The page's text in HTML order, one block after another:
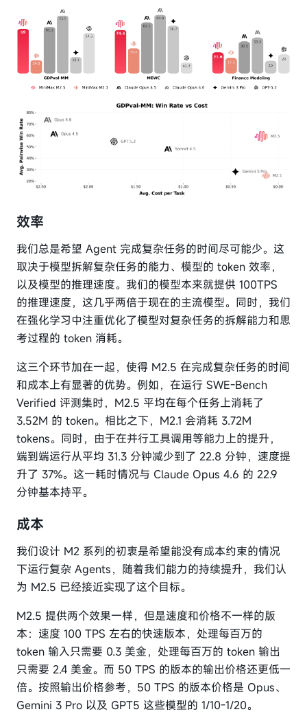
效率
我们总是希望 Agent 完成复杂任务的时间尽可能少。这
取决于模型拆解复杂任务的能力、模型的 token 效率，
以及模型的推理速度。我们的模型本来就提供 100TPS
的推理速度，这几乎两倍于现在的主流模型。同时，我们
在强化学习中注重优化了模型对复杂任务的拆解能力和思
考过程的 token 消耗。
这三个环节加在一起，使得 M2.5 在完成复杂任务的时间
和成本上有显著的优势。例如，在运行 SWE-Bench
Verified 评测集时，M2.5 平均在每个任务上消耗了
3.52M 的 token。相比之下，M2.1 会消耗 3.72M
tokens。同时，由于在并行工具调用等能力上的提升，
端到端运行从平均 31.3 分钟减少到了 22.8 分钟，速度提
升了 37%。这一耗时情况与 Claude Opus 4.6 的 22.9
分钟基本持平。
成本
我们设计 M2 系列的初衷是希望能没有成本约束的情况
下运行复杂 Agents，随着我们能力的持续提升，我们认
为 M2.5 已经接近实现了这个目标。
M2.5 提供两个效果一样，但是速度和价格不一样的版
本：速度 100 TPS 左右的快速版本，处理每百万的
token 输入只需要 0.3 美金，处理每百万的 token 输出
只需要 2.4 美金。而 50 TPS 的版本的输出价格还更低一
倍。按照输出价格参考，50 TPS 的版本价格是 Opus、
Gemini 3 Pro 以及 GPT5 这些模型的 1/10-1/20。